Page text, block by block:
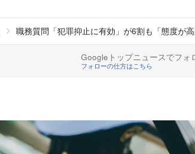
職務質問「犯罪抑止に有効」が6割も「態度が
Googleトップニュースでフォ
フォローの仕方はこちら